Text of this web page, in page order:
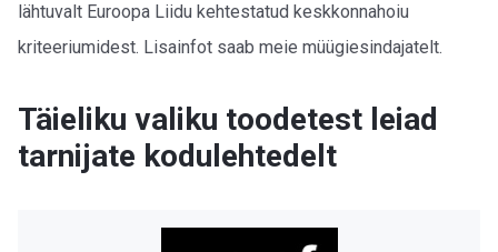
lähtuvalt Euroopa Liidu kehtestatud keskkonnahoiu
kriteeriumidest. Lisainfot saab meie müügiesindajatelt.
Täieliku valiku toodetest leiad
tarnijate kodulehtedelt